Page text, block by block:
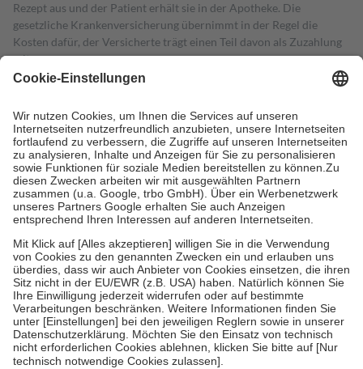
Rezept aus und der Patient erhält sie in der Apotheke. Die
gesetzliche Krankenversicherung übernimmt in der Regel die
Kosten dafür, der Versicherte trägt einen Teil davon als Zuzahlung
mit.
Grundsätzlich leisten Mitglieder Zuzahlungen in Höhe von zehn
höchstens zehn Euro.
Es sind jedoch nie mehr als die tatsächlichen
Kosten der Leistung zu entrichten.
Diese Regeln gelten grundsätzlich auch für Online-Apotheken.
Bei Heilmitteln und häuslicher Krankenpflege beträgt die
Zuzahlung zehn Prozent der Kosten sowie zehn Euro je
Verordnung.
Um das Engagement der Versicherten für ihre eigene Gesundheit zu
stärken und die besondere Stellung der Familie zu unterstützen,
fallenkeine Zuzahlungenan bei:
• Kindern und Jugendlichen bis zum vollendeten 18. Lebensjahr
mit Ausnahme der Fahrkosten
• Untersuchungen zur Vorsorge und Früherkennung, die von der
GKV getragen werden
• empfohlenen Schutzimpfungen
• Harn- und Blutteststreifen